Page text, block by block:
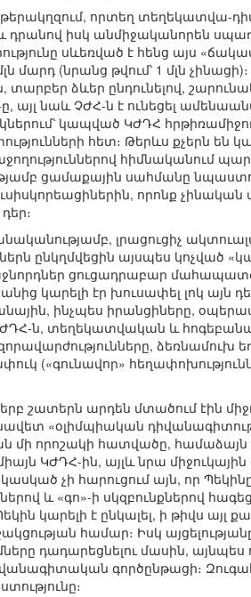
թերակղզում, որտեղ
դրանով իսկ անմիջականորեն
սևեռված է հենց այս
(նրանց թվում՝ 1 մլն չինացի)։
ձևեր ընդունելով,
նաև ՉԺՀ-ն է ունեցել
կապված ԿԺԴՀ
հետ։ Թերևս քչերն են
հիմնականում
ցամաքային սահմանը
որոնք չինական
լրացուցիչ
ընկղմվեցին այսպես կոչված
ցուցադրաբար
կարելի էր խուսափել լոկ այն
ինչպես իրանցիները,
ն, տեղեկատվական և
ձեռնամուխ
(«գունավոր»
շատերն արդեն մտածում էին
«օլիմպիական
մի որոշակի հատվածը,
ԿԺԴՀ-ին, այլև նրա
չի հարուցում այն, որ
և «գո»-ի սկզբունքներով
կարելի է ընկալել, ի թիվս
համար։ Իսկ
դադարեցնելու մասին, այնպես
գործընթացի։